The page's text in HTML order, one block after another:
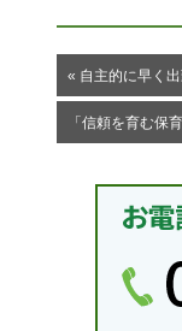
« 自主的に早く
「信頼を育む保